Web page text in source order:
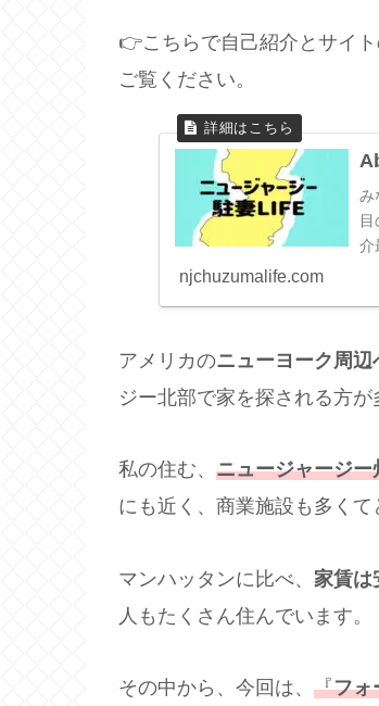
👉こちらで自己紹介とサイ
ご覧ください。
み
介
njchuzumalife.com
アメリカのニューヨーク周
ジー北部で家を探される方が
私の住む、 ニュージャージ
にも近く、商業施設も多くて
マンハッタンに比べ、 家賃は
人もたくさん住んでいます。
その中から、今回は、 『フォ